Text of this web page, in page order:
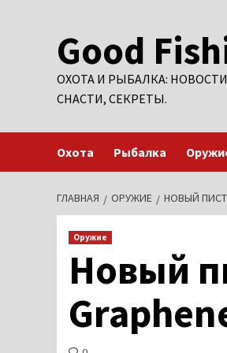
содержимомуGood
ОХОТА И РЫБАЛКА:
СНАСТИ, СЕКРЕТЫ.
Охота Рыбалка
ГЛАВНАЯ ОРУЖИЕ НОВЫЙ
Оружие
Новый